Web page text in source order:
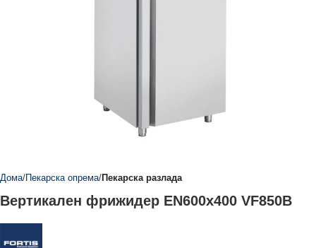
Дома Пекарска опрема Пекарска разлада
Вертикален фрижидер EN600x400 VF850B